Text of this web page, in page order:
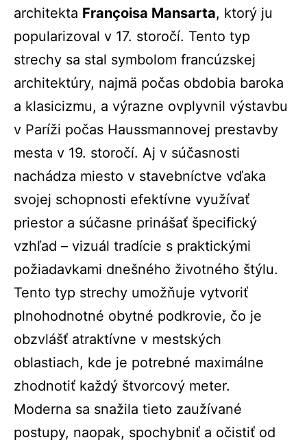
architekta Françoisa Mansarta, ktorý ju
popularizoval v 17. storočí. Tento typ
strechy sa stal symbolom francúzskej
architektúry, najmä počas obdobia baroka
a klasicizmu, a výrazne ovplyvnil výstavbu
v Paríži počas Haussmannovej prestavby
mesta v 19. storočí. Aj v súčasnosti
nachádza miesto v stavebníctve vďaka
svojej schopnosti efektívne využívať
priestor a súčasne prinášať špecifický
vzhľad – vizuál tradície s praktickými
požiadavkami dnešného životného štýlu.
Tento typ strechy umožňuje vytvoriť
plnohodnotné obytné podkrovie, čo je
obzvlášť atraktívne v mestských
oblastiach, kde je potrebné maximálne
zhodnotiť každý štvorcový meter.
Moderna sa snažila tieto zaužívané
postupy, naopak, spochybniť a očistiť od